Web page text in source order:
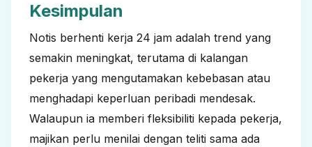
Kesimpulan
Notis berhenti kerja 24 jam adalah trend yang
semakin meningkat, terutama di kalangan
pekerja yang mengutamakan kebebasan atau
menghadapi keperluan peribadi mendesak.
Walaupun ia memberi fleksibiliti kepada pekerja,
majikan perlu menilai dengan teliti sama ada